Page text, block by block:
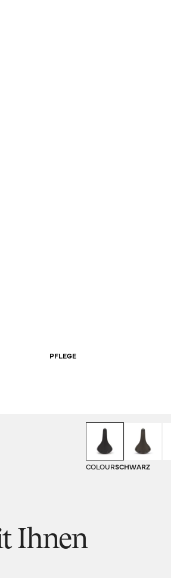
PFLEGE
COLOURSCHWARZ
Ihnen